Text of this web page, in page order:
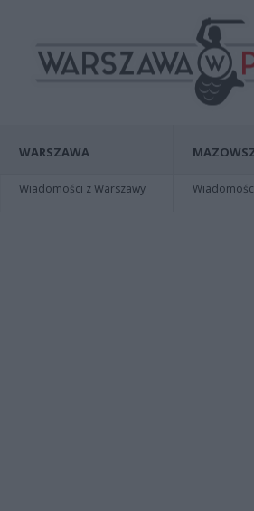
WARSZAWA
Wiadomości z Warszawy